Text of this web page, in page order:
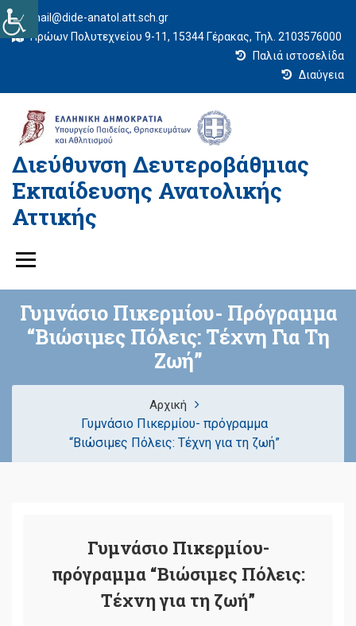
mail@dide-anatol.att.sch.gr
Ηρώων Πολυτεχνείου 9-11, 15344 Γέρακας, Τηλ. 2103576000
Παλιά ιστοσελίδα
Διαύγεια
Διεύθυνση Δευτεροβάθμιας
Εκπαίδευσης Ανατολικής
Αττικής
Γυμνάσιο Πικερμίου- Πρόγραμμα
“Βιώσιμες Πόλεις: Τέχνη Για Τη
Ζωή”
Αρχική
Γυμνάσιο Πικερμίου- πρόγραμμα
“Βιώσιμες Πόλεις: Τέχνη για τη ζωή”
Γυμνάσιο Πικερμίου-
πρόγραμμα “Βιώσιμες Πόλεις:
Τέχνη για τη ζωή”